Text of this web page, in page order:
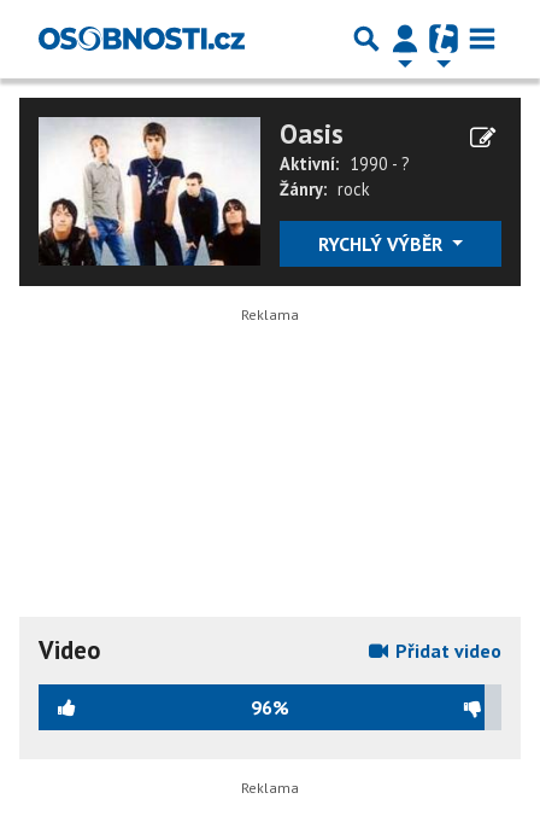
Oasis
Aktivní: 1990 - ?
Žánry: rock
RYCHLÝ VÝBĚR
Video Přidat video
96%